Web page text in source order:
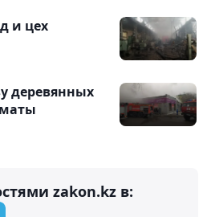
и цех
деревянных
zakon.kz в: